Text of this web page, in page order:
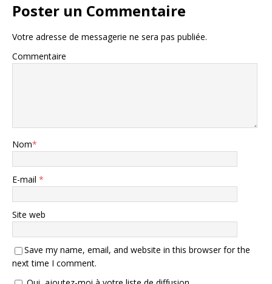
Poster un Commentaire
Votre adresse de messagerie ne sera pas publiée.
Commentaire
Nom*
E-mail *
Site web
Save my name, email, and website in this browser for the
next time I comment.